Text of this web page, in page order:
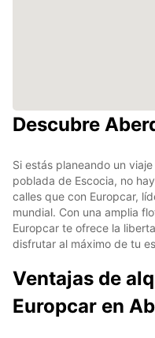
Descubre
Si estás planeando un
poblada de Escocia, no
calles que con Europcar,
mundial. Con una amplia
Europcar te ofrece la
disfrutar al máximo de tu
Ventajas de
Europcar en